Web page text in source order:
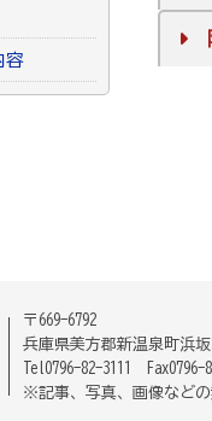
容
〒669-6792
兵庫県美方郡新温泉町浜
Tel0796-82-3111 Fax0796-
※記事、写真、画像などの